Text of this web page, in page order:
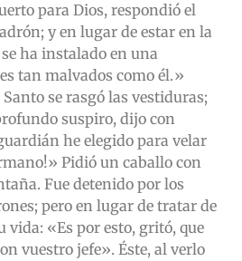
para Dios, respondió el
y en lugar de estar en la
ha instalado en una
tan malvados como él.»
se rasgó las vestiduras;
suspiro, dijo con
he elegido para velar
Pidió un caballo con
Fue detenido por los
pero en lugar de tratar de
vida: «Es por esto, gritó, que
vuestro jefe». Éste, al verlo